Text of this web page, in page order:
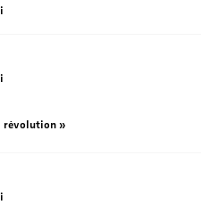
révolution »